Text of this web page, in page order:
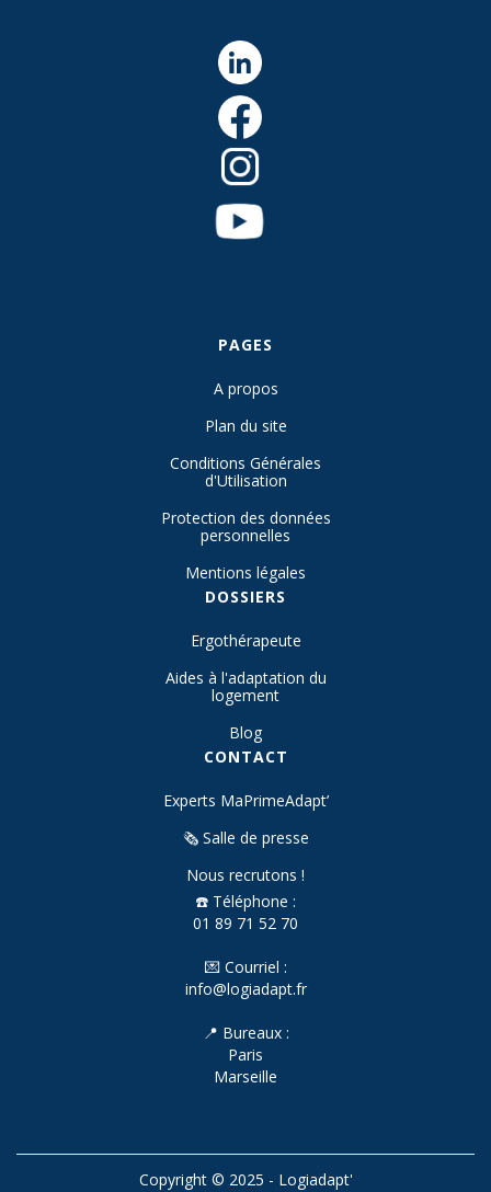
PAGES
A propos
Plan du site
Conditions Générales
d'Utilisation
Protection des données
personnelles
Mentions légales
DOSSIERS
Ergothérapeute
Aides à l'adaptation du
logement
Blog
CONTACT
Experts MaPrimeAdapt’
🗞️ Salle de presse
Nous recrutons !
☎️ Téléphone :
01 89 71 52 70
💌 Courriel :
info@logiadapt.fr
📍 Bureaux :
Paris
Marseille
Copyright © 2025 - Logiadapt'